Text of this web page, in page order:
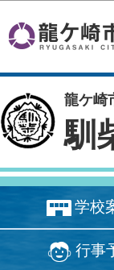
龍ケ崎
馴
学校
行事